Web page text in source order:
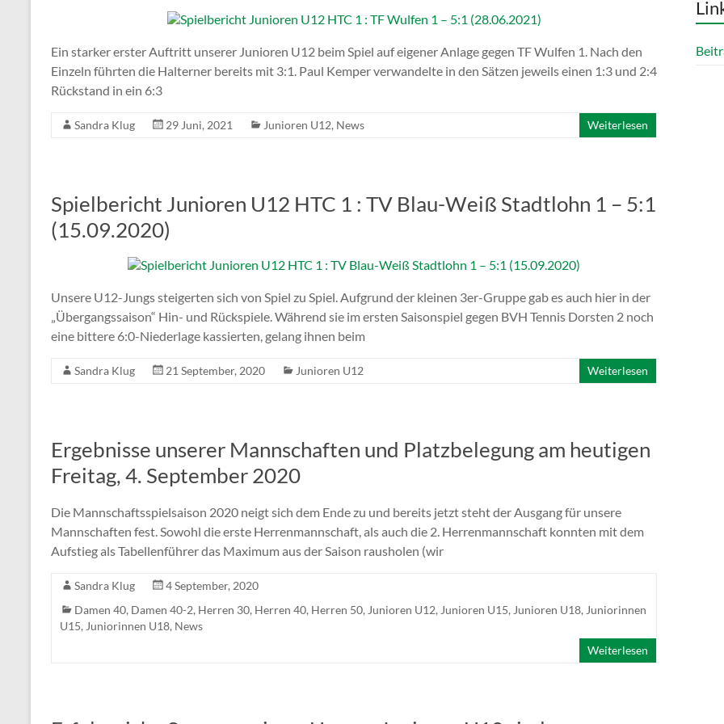
Ein starker erster Auftritt unserer Junioren U12 beim Spiel auf eigener Anlage gegen TF Wulfen 1. Nach den
Einzeln führten die Halterner bereits mit 3:1. Paul Kemper verwandelte in den Sätzen jeweils einen 1:3 und 2:4
Rückstand in ein 6:3
Sandra Klug 29 Juni, 2021 Junioren U12, News Weiterlesen
Spielbericht Junioren U12 HTC 1 : TV Blau-Weiß Stadtlohn 1 – 5:1
(15.09.2020)
Unsere U12-Jungs steigerten sich von Spiel zu Spiel. Aufgrund der kleinen 3er-Gruppe gab es auch hier in der
„Übergangssaison“ Hin- und Rückspiele. Während sie im ersten Saisonspiel gegen BVH Tennis Dorsten 2 noch
eine bittere 6:0-Niederlage kassierten, gelang ihnen beim
Sandra Klug 21 September, 2020 Junioren U12 Weiterlesen
Ergebnisse unserer Mannschaften und Platzbelegung am heutigen
Freitag, 4. September 2020
Die Mannschaftsspielsaison 2020 neigt sich dem Ende zu und bereits jetzt steht der Ausgang für unsere
Mannschaften fest. Sowohl die erste Herrenmannschaft, als auch die 2. Herrenmannschaft konnten mit dem
Aufstieg als Tabellenführer das Maximum aus der Saison rausholen (wir
Sandra Klug
4 September, 2020
Damen 40, Damen 40-2, Herren 30, Herren 40, Herren 50, Junioren U12, Junioren U15, Junioren U18, Juniorinnen
U15, Juniorinnen U18, News
Weiterlesen